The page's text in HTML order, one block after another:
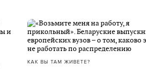
КАК ВЫ ТАМ ЖИВЕТЕ?